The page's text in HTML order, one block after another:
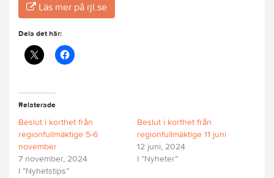
Läs mer på rjl.se
Dela det här:
Relaterade
Beslut i korthet från
regionfullmäktige 5-6
november
7 november, 2024
I ”Nyhetstips”
Beslut i korthet från
regionfullmäktige 11 juni
12 juni, 2024
I ”Nyheter”